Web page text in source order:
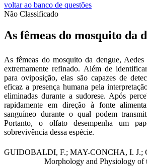
voltar ao banco de questões
Não Classificado
As fêmeas do mosquito da
As fêmeas do mosquito da dengue,
extremamente refinado. Além de
para oviposição, elas são capazes de
eficaz a presença humana pela
eliminadas durante a sudorese. Após
rapidamente em direção à fonte
sanguíneo durante o qual podem
Portanto, o olfato desempenha um
sobrevivência dessa espécie.
GUIDOBALDI, F.; MAY-CONCHA, I. J.;
Morphology and Physiology of